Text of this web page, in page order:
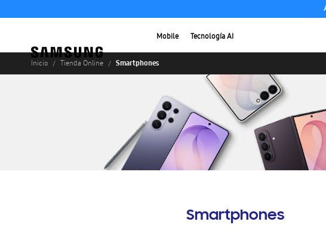
Mobile Tecnología AI
Inicio Tienda Online Smartphones
Smartphones